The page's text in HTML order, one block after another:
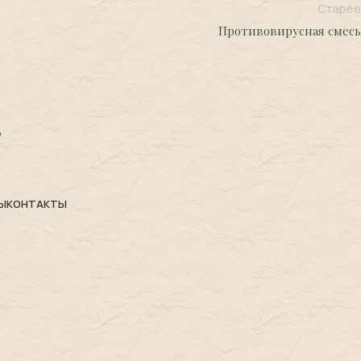
Старее
Противовирусная смесь
КОНТАКТЫ